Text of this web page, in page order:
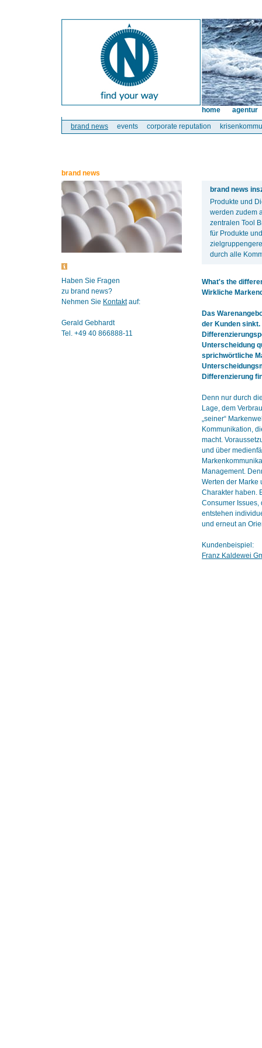
brand news events corporate reputation
home agentur
brand news
Haben Sie Fragen
zu brand news?
Nehmen Sie Kontaktauf:
Gerald Gebhardt
Tel. +49 40 866888-11
brand news
Produkte und
werden zudem
zentralen Tool
für Produkte
durch alle
What's the
Wirkliche
Das
der Kunden sinkt.
Unterscheidung
sprichwörtliche
Differenzierung
Denn nur durch
Lage, dem
„seiner“
Kommunikation,
macht.
und über
Management.
Werten der Marke
Charakter haben.
Consumer Issues,
entstehen
und erneut an
Kundenbeispiel:
Franz Kaldewei